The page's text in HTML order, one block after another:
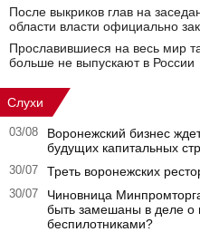
После выкриков глав на
области власти официально
Прославившиеся на весь мир
больше не выпускают в России
Слухи
03/08
Воронежский бизнес
будущих капитальных
30/07 Треть воронежских
30/07
Чиновница
быть замешаны в деле о
беспилотниками?